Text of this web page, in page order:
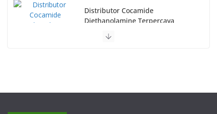
Distributor Cocamide
Diethanolamine Terpercaya